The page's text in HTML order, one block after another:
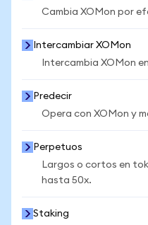
Cambia XOMon por
Intercambiar XOMon
Intercambia XOMon
Predecir
Opera con XOMon y
Perpetuos
Largos o cortos en
hasta 50x.
Staking